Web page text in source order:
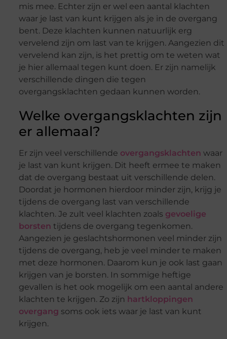
mis mee. Echter zijn er wel een aantal klachten
waar je last van kunt krijgen als je in de overgang
bent. Deze klachten kunnen natuurlijk erg
vervelend zijn om last van te krijgen. Aangezien dit
vervelend kan zijn, is het prettig om te weten wat
je hier allemaal tegen kunt doen. Er zijn namelijk
verschillende dingen die tegen
overgangsklachten gedaan kunnen worden.
Welke overgangsklachten zijn
er allemaal?
Er zijn veel verschillende overgangsklachten waar
je last van kunt krijgen. Dit heeft ermee te maken
dat de overgang bestaat uit verschillende delen.
Doordat je hormonen hierdoor minder zijn, krijg je
tijdens de overgang last van verschillende
klachten. Je zult veel klachten zoals gevoelige
borsten tijdens de overgang tegenkomen.
Aangezien je geslachtshormonen veel minder zijn
tijdens de overgang, heb je veel minder te maken
met deze hormonen. Daarom kun je ook last gaan
krijgen van je borsten. In sommige heftige
gevallen is het ook mogelijk om een aantal andere
klachten te krijgen. Zo zijn hartkloppingen
overgang soms ook iets waar je last van kunt
krijgen.